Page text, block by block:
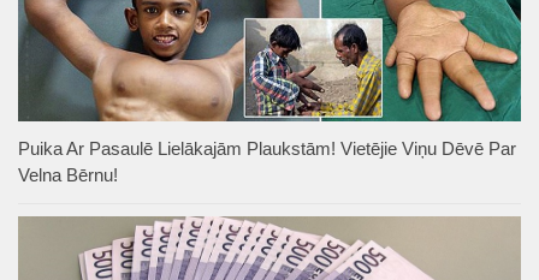
Puika Ar Pasaulē Lielākajām Plaukstām! Vietējie Viņu Dēvē Par
Velna Bērnu!